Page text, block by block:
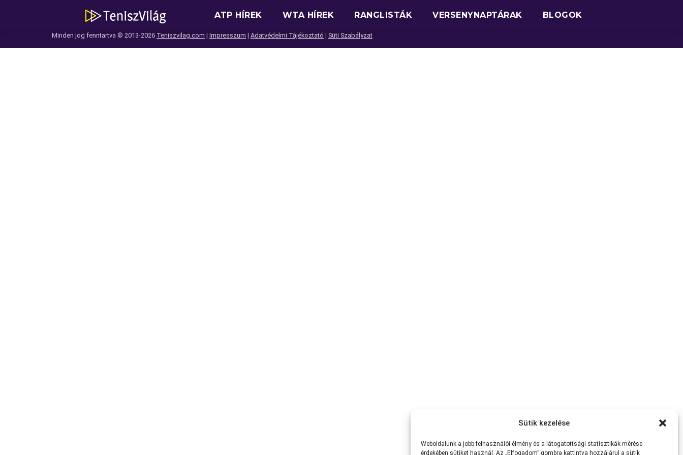
Sütik kezelése
Weboldalunk a jobb felhasználói élmény és a látogatottsági statisztikák mérése
érdekében sütiket használ. Az „Elfogadom” gombra kattintva hozzájárul a sütik
ATP HÍREK WTA HÍREK RANGLISTÁK VERSENYNAPTÁRAK BLOGOK
Minden jog fenntartva © 2013-2026 Teniszvilag.com | Impresszum | Adatvédelmi Tájékoztató | Süti Szabályzat